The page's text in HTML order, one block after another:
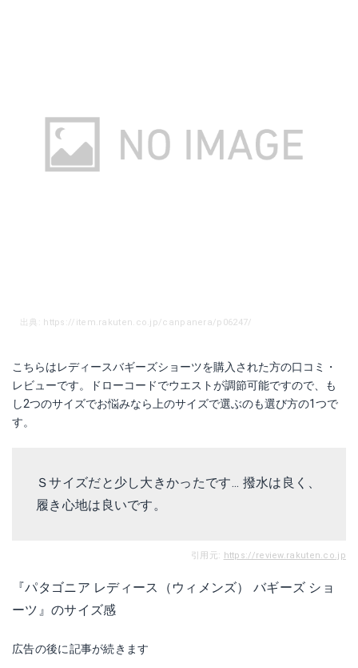
出典: https://item.rakuten.co.jp/canpanera/p06247/
こちらはレディースバギーズショーツを購入された方の口コミ・
レビューです。ドローコードでウエストが調節可能ですので、も
し2つのサイズでお悩みなら上のサイズで選ぶのも選び方の1つで
す。
Ｓサイズだと少し大きかったです... 撥水は良く、
履き心地は良いです。
引用元: https://review.rakuten.co.jp
『パタゴニア レディース（ウィメンズ） バギーズ ショ
ーツ』のサイズ感
広告の後に記事が続きます